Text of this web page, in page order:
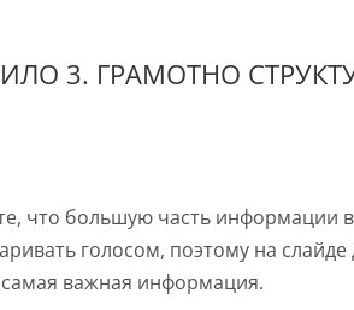
3. ГРАМОТНО
что большую часть информации
голосом, поэтому на
самая важная информация.